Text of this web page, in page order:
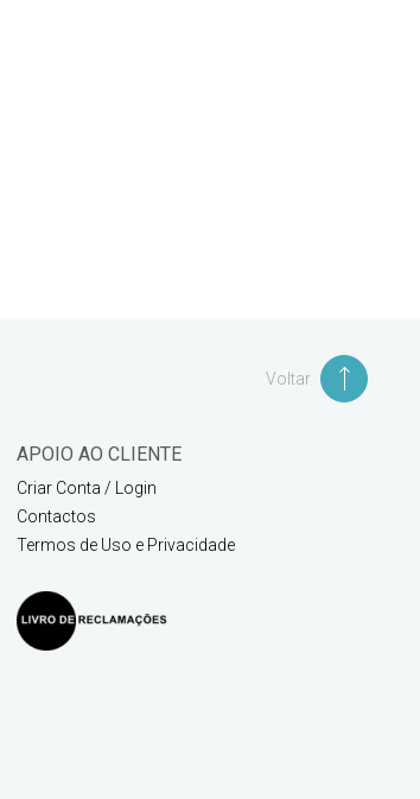
Voltar
APOIO AO CLIENTE
Criar Conta / Login
Contactos
Termos de Uso e Privacidade